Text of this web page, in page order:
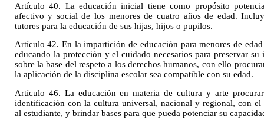
Artículo 40. La educación inicial tiene como propósito
afectivo y social de los menores de cuatro años de edad.
tutores para la educación de sus hijas, hijos o pupilos.
Artículo 42. En la impartición de educación para menores de
educando la protección y el cuidado necesarios para preservar
sobre la base del respeto a los derechos humanos, con ello
la aplicación de la disciplina escolar sea compatible con su edad.
Artículo 46. La educación en materia de cultura y arte
identificación con la cultura universal, nacional y regional, con el
al estudiante, y brindar bases para que pueda potenciar su